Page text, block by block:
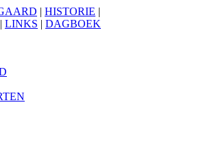
| HISTORIE |
| LINKS | DAGBOEK